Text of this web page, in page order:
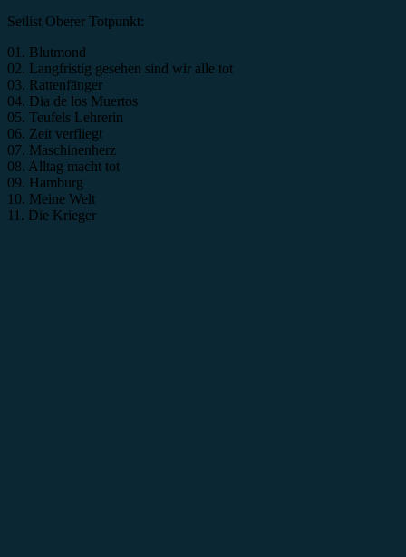
Setlist Oberer Totpunkt:
01. Blutmond
02. Langfristig gesehen sind wir alle tot
03. Rattenfänger
04. Dia de los Muertos
05. Teufels Lehrerin
06. Zeit verfliegt
07. Maschinenherz
08. Alltag macht tot
09. Hamburg
10. Meine Welt
11. Die Krieger